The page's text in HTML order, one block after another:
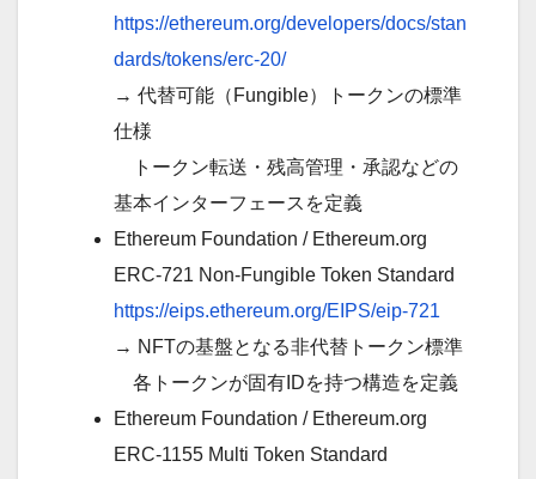
https://ethereum.org/developers/docs/stan
dards/tokens/erc-20/
→ 代替可能（Fungible）トークンの標準
仕様
トークン転送・残高管理・承認などの
基本インターフェースを定義
Ethereum Foundation / Ethereum.org
ERC-721 Non-Fungible Token Standard
https://eips.ethereum.org/EIPS/eip-721
→ NFTの基盤となる非代替トークン標準
各トークンが固有IDを持つ構造を定義
Ethereum Foundation / Ethereum.org
ERC-1155 Multi Token Standard